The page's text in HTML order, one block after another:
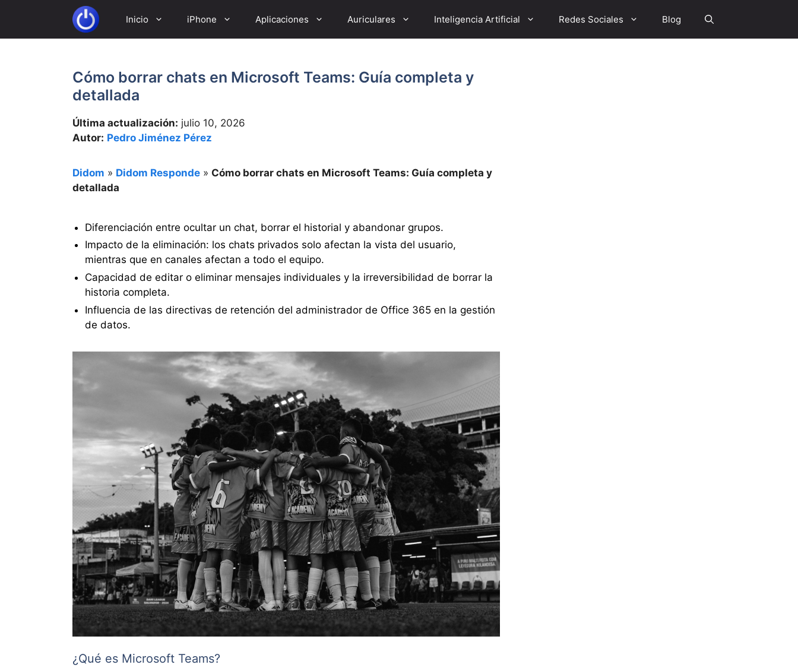
contenido
Inicio iPhone Aplicaciones Auriculares Inteligencia Artificial Redes Sociales Blog
Cómo borrar chats en Microsoft Teams: Guía completa y
detallada
Última actualización: julio 10, 2026
Autor: Pedro Jiménez Pérez
Didom » Didom Responde » Cómo borrar chats en Microsoft Teams: Guía completa y
detallada
Diferenciación entre ocultar un chat, borrar el historial y abandonar grupos.
Impacto de la eliminación: los chats privados solo afectan la vista del usuario,
mientras que en canales afectan a todo el equipo.
Capacidad de editar o eliminar mensajes individuales y la irreversibilidad de borrar la
historia completa.
Influencia de las directivas de retención del administrador de Office 365 en la gestión
de datos.
¿Qué es Microsoft Teams?